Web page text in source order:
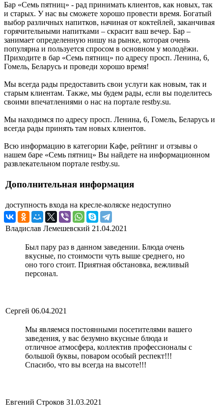
Бар «Семь пятниц» - рад принимать клиентов, как новых, так
и старых. У нас вы сможете хорошо провести время. Богатый
выбор различных напитков, начиная от коктейлей, заканчивая
горячительными напитками – скрасит ваш вечер. Бар –
занимает определенную нишу на рынке, которая очень
популярна и пользуется спросом в основном у молодёжи.
Приходите в бар «Семь пятниц» по адресу просп. Ленина, 6,
Гомель, Беларусь и проведи хорошо время!
Мы всегда рады предоставить свои услуги как новым, так и
старым клиентам. Также, мы будем рады, если вы поделитесь
своими впечатлениями о нас на портале restby.su.
Мы находимся по адресу просп. Ленина, 6, Гомель, Беларусь и
всегда рады принять там новых клиентов.
Всю информацию в категории Кафе, рейтинг и отзывы о
нашем баре «Семь пятниц» Вы найдете на информационном
развлекательном портале restby.su.
Дополнительная информация
доступность входа на кресле-коляске недоступно
Владислав Лемешевский 21.04.2021
Был пару раз в данном заведении. Блюда очень
вкусные, по стоимости чуть выше среднего, но
оно того стоит. Приятная обстановка, вежливый
персонал.
Сергей 06.04.2021
Мы являемся постоянными посетителями вашего
заведения, у вас безумно вкусные блюда и
отличное атмосфера, коллектив профессионалы с
большой буквы, поваром особый респект!!!
Спасибо, что вы всегда на высоте!!!
Евгений Строков 31.03.2021